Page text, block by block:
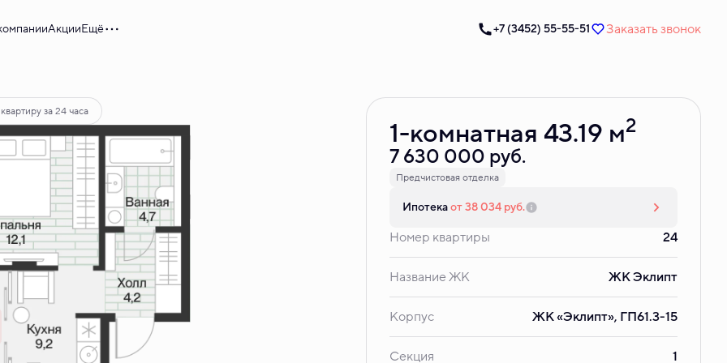
АкцииЕщё +7 (3452) 55-55-51 Заказать звонок
034 руб. Забронировать
за 24 часа
1-комнатная 43.19 м2
7 630 000 руб.
Предчистовая отделка
Ипотекаот 38 034 руб.
Номер квартиры 24
Название ЖК ЖК Эклипт
Корпус ЖК «Эклипт», ГП61.3-15
Секция 1